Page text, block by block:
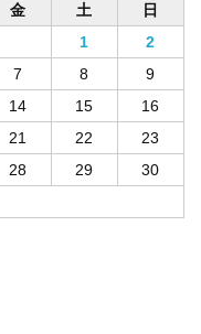
金 土
日
1
2
7 8
9
14 15
16
21 22
23
28 29
30